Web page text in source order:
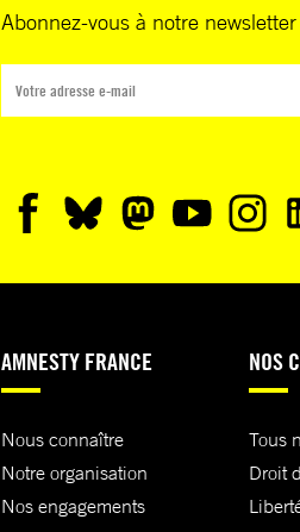
Abonnez-vous à notre
AMNESTY FRANCE
Nous connaître
Notre organisation
Nos engagements
NOS
Tous
Droit